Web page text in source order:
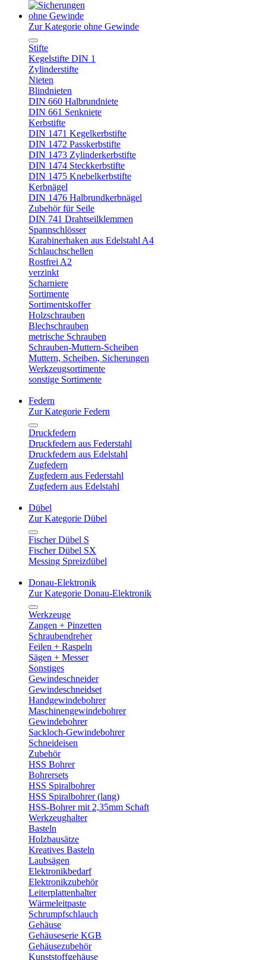
ohne Gewinde
Zur Kategorie ohne Gewinde
Stifte
Kegelstifte DIN 1
Zylinderstifte
Nieten
Blindnieten
DIN 660 Halbrundniete
DIN 661 Senkniete
Kerbstifte
DIN 1471 Kegelkerbstifte
DIN 1472 Passkerbstifte
DIN 1473 Zylinderkerbstifte
DIN 1474 Steckkerbstifte
DIN 1475 Knebelkerbstifte
Kerbnägel
DIN 1476 Halbrundkerbnägel
Zubehör für Seile
DIN 741 Drahtseilklemmen
Spannschlösser
Karabinerhaken aus Edelstahl A4
Schlauchschellen
Rostfrei A2
verzinkt
Scharniere
Sortimente
Sortimentskoffer
Holzschrauben
Blechschrauben
metrische Schrauben
Schrauben-Muttern-Scheiben
Muttern, Scheiben, Sicherungen
Werkzeugsortimente
sonstige Sortimente
Federn
Zur Kategorie Federn
Druckfedern
Druckfedern aus Federstahl
Druckfedern aus Edelstahl
Zugfedern
Zugfedern aus Federstahl
Zugfedern aus Edelstahl
Dübel
Zur Kategorie Dübel
Fischer Dübel S
Fischer Dübel SX
Messing Spreizdübel
Donau-Elektronik
Zur Kategorie Donau-Elektronik
Werkzeuge
Zangen + Pinzetten
Schraubendreher
Feilen + Raspeln
Sägen + Messer
Sonstiges
Gewindeschneider
Gewindeschneidset
Handgewindebohrer
Maschinengewindebohrer
Gewindebohrer
Sackloch-Gewindebohrer
Schneideisen
Zubehör
HSS Bohrer
Bohrersets
HSS Spiralbohrer
HSS Spiralbohrer (lang)
HSS-Bohrer mit 2,35mm Schaft
Werkzeughalter
Basteln
Holzbausätze
Kreatives Basteln
Laubsägen
Elektronikbedarf
Elektronikzubehör
Leiterplattenhalter
Wärmeleitpaste
Schrumpfschlauch
Gehäuse
Gehäuseserie KGB
Gehäusezubehör
Kunststoffgehäuse